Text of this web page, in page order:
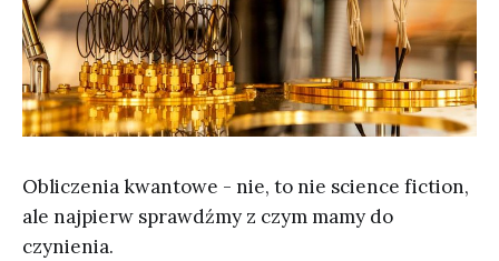
Obliczenia kwantowe - nie, to nie science fiction,
ale najpierw sprawdźmy z czym mamy do
czynienia.